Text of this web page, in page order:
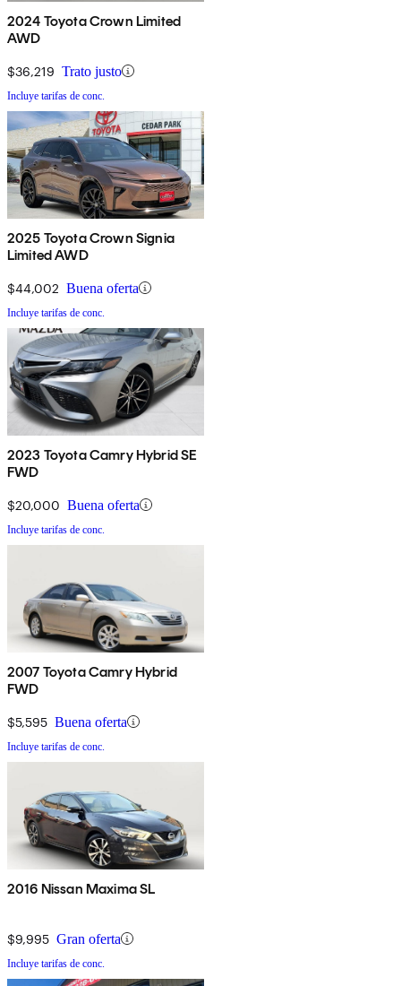
2024 Toyota Crown Limited
AWD
$36,219 Trato justo
Incluye tarifas de conc.
2025 Toyota Crown Signia
Limited AWD
$44,002 Buena oferta
Incluye tarifas de conc.
2023 Toyota Camry Hybrid SE
FWD
$20,000 Buena oferta
Incluye tarifas de conc.
2007 Toyota Camry Hybrid
FWD
$5,595 Buena oferta
Incluye tarifas de conc.
2016 Nissan Maxima SL
$9,995 Gran oferta
Incluye tarifas de conc.